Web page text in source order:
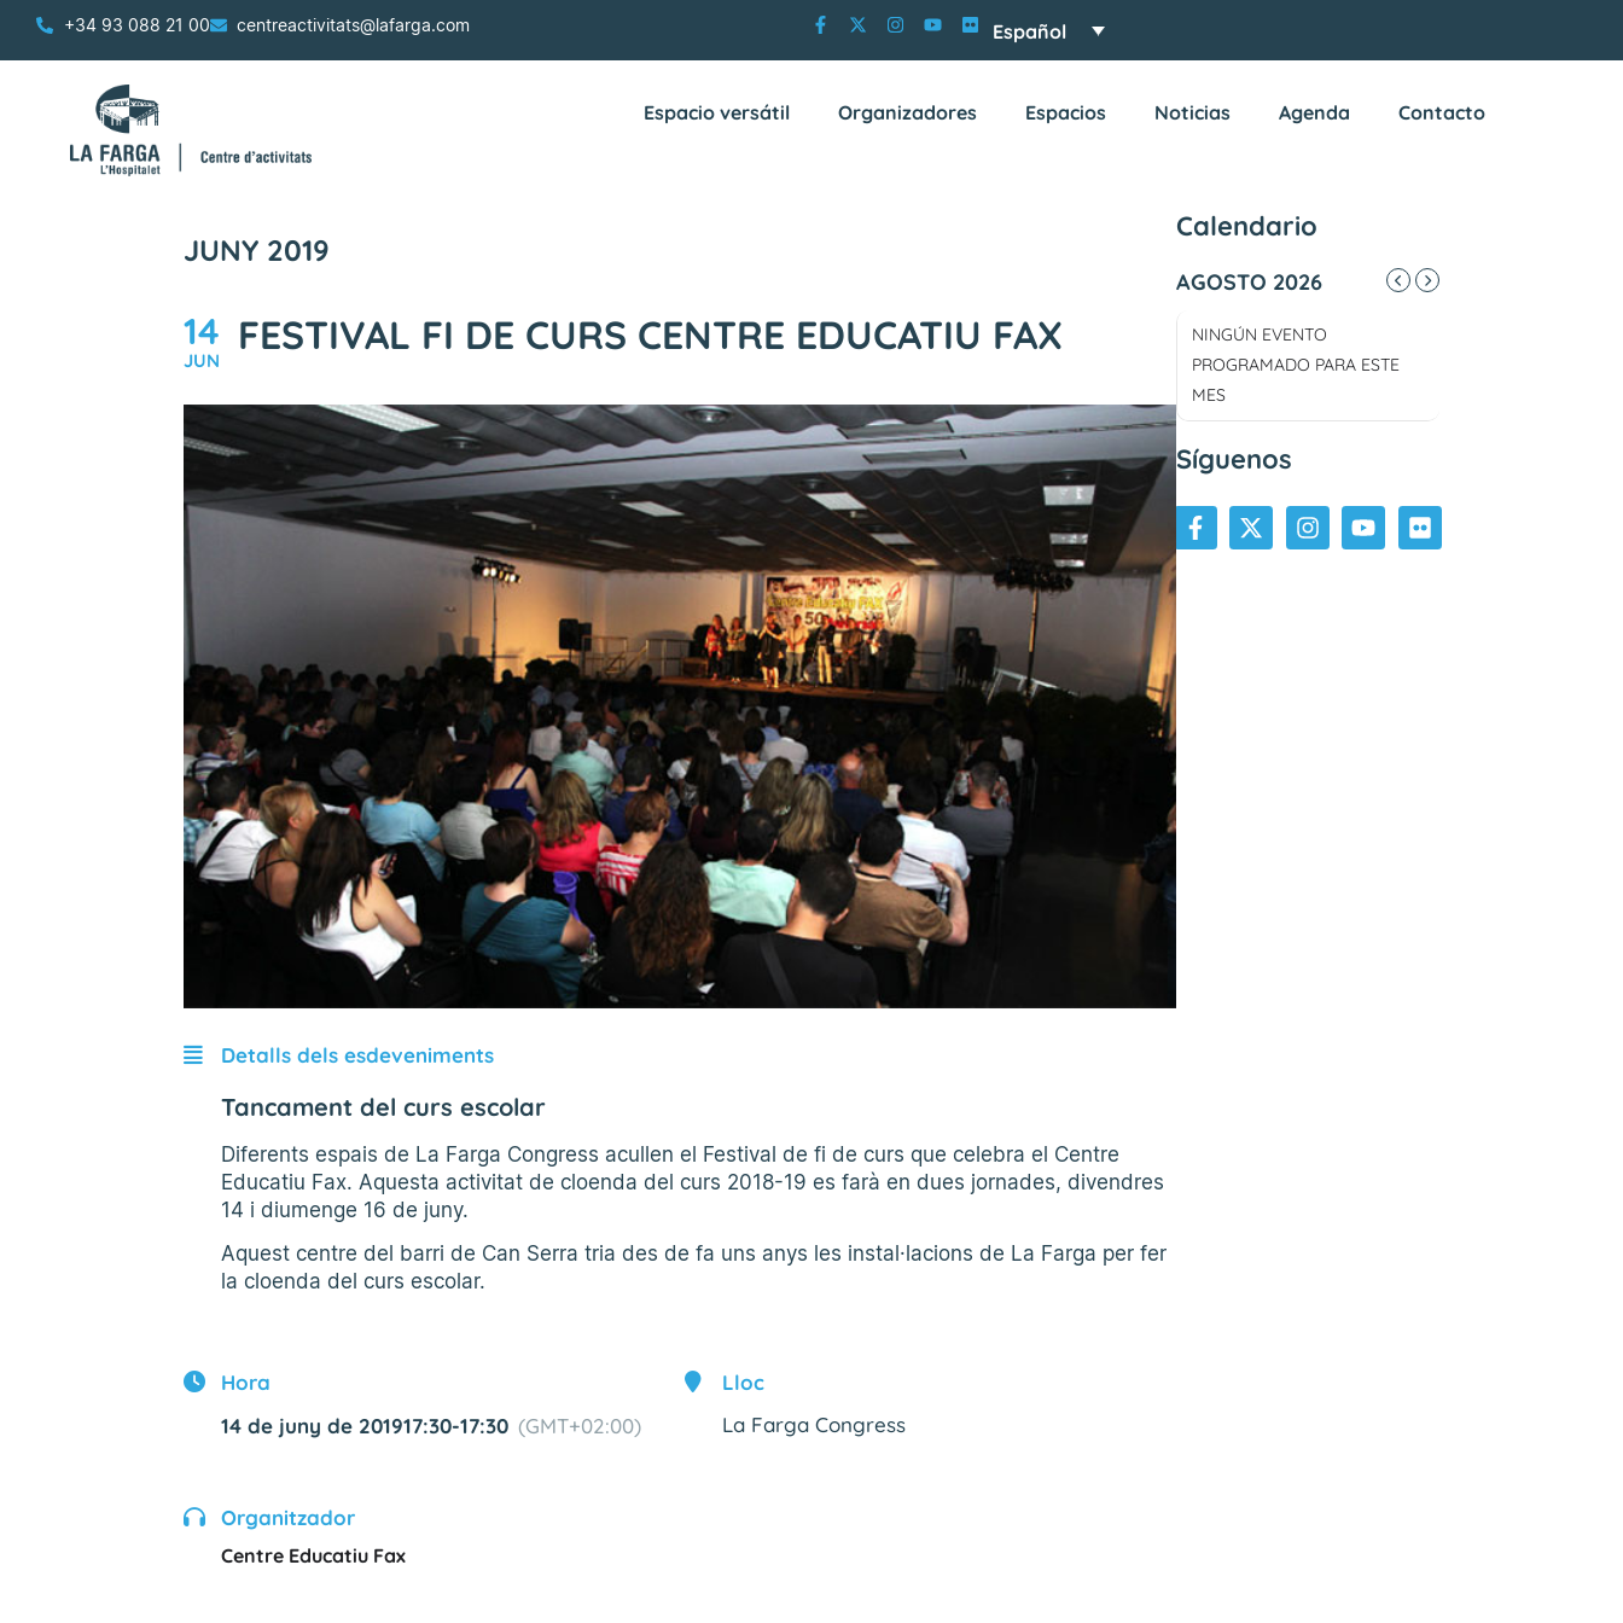
+34 93 088 21 00 centreactivitats@lafarga.com Español
Espacio versátil Organizadores Espacios Noticias Agenda Contacto
JUNY 2019
14
JUN
FESTIVAL FI DE CURS CENTRE EDUCATIU FAX
Detalls dels esdeveniments
Tancament del curs escolar
Diferents espais de La Farga Congress acullen el Festival de fi de curs que celebra el Centre
Educatiu Fax. Aquesta activitat de cloenda del curs 2018-19 es farà en dues jornades, divendres
14 i diumenge 16 de juny.
Aquest centre del barri de Can Serra tria des de fa uns anys les instal·lacions de La Farga per fer
la cloenda del curs escolar.
Hora
14 de juny de 201917:30-17:30 (GMT+02:00)
Lloc
La Farga Congress
Organitzador
Centre Educatiu Fax
Calendario
AGOSTO 2026
NINGÚN EVENTO
PROGRAMADO PARA ESTE
MES
Síguenos